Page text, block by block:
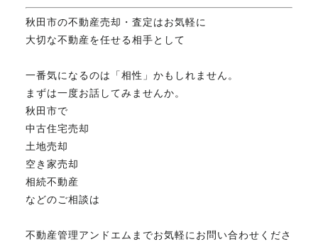
秋田市の不動産売却・査定はお気軽に
大切な不動産を任せる相手として
一番気になるのは「相性」かもしれません。
まずは一度お話してみませんか。
秋田市で
中古住宅売却
土地売却
空き家売却
相続不動産
などのご相談は
不動産管理アンドエムまでお気軽にお問い合わせくださ